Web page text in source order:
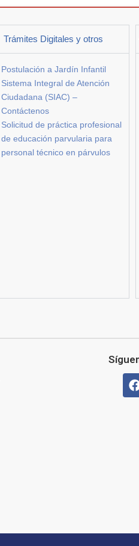
Trámites Digitales y otros
Postulación a Jardín Infantil
Sistema Integral de Atención
Ciudadana (SIAC) –
Contáctenos
Solicitud de práctica profesional
de educación parvularia para
personal técnico en párvulos